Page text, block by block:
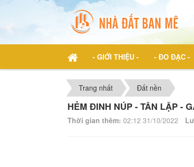
- GIỚI THIỆU - - ĐO ĐẠC -
Trang nhất Đất nền
HẺM ĐINH NÚP - TÂN LẬP -
Thời gian thêm: 02:12 31/10/2022